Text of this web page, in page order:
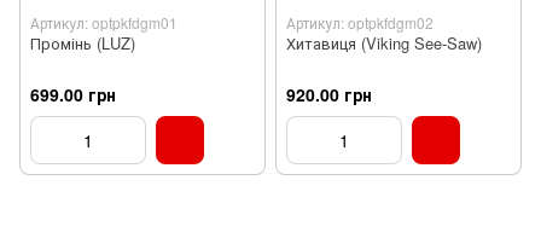
Артикул: optpkfdgm01
Промінь (LUZ)
699.00 грн
Артикул: optpkfdgm02
Хитавиця (Viking See-Saw)
920.00 грн